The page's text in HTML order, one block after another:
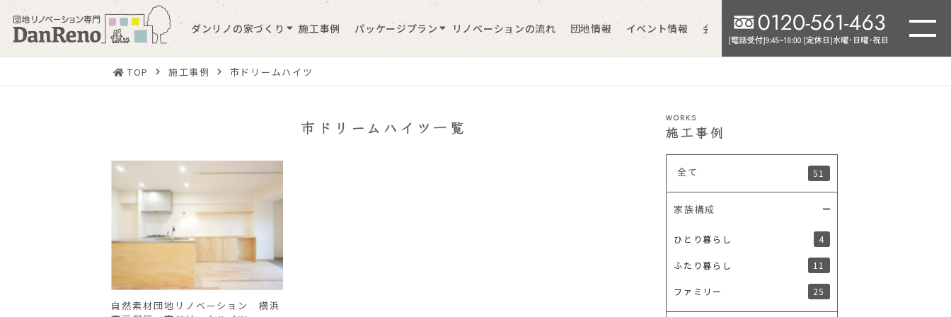
ダンリノの家づくり 施工事例 パッケージプラン リノベーションの流れ 団地情報 イベント情報 会社情報 よくあるご質問
TOP 施工事例 市ドリームハイツ
市ドリームハイツ一覧
自然素材団地リノベーション 横浜
WORKS
施工事例
全て 51
家族構成
ひとり暮らし 4
ふたり暮らし 11
ファミリー 25